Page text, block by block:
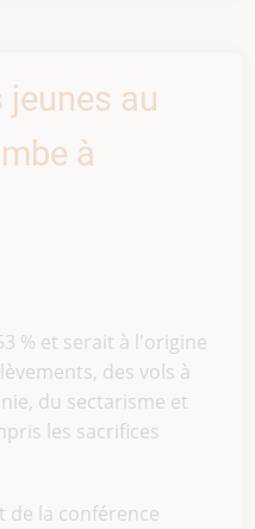
jeunes au
à
% et serait à l'origine
des vols à
du sectarisme et
les sacrifices
de la conférence